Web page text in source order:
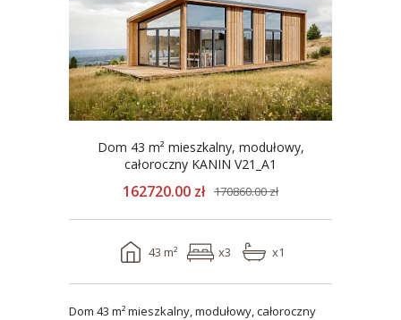
Dom 43 m² mieszkalny, modułowy,
całoroczny KANIN V21_A1
162720.00 zł 170860.00 zł
43 m² x3 x1
Dom 43 m² mieszkalny, modułowy, całoroczny